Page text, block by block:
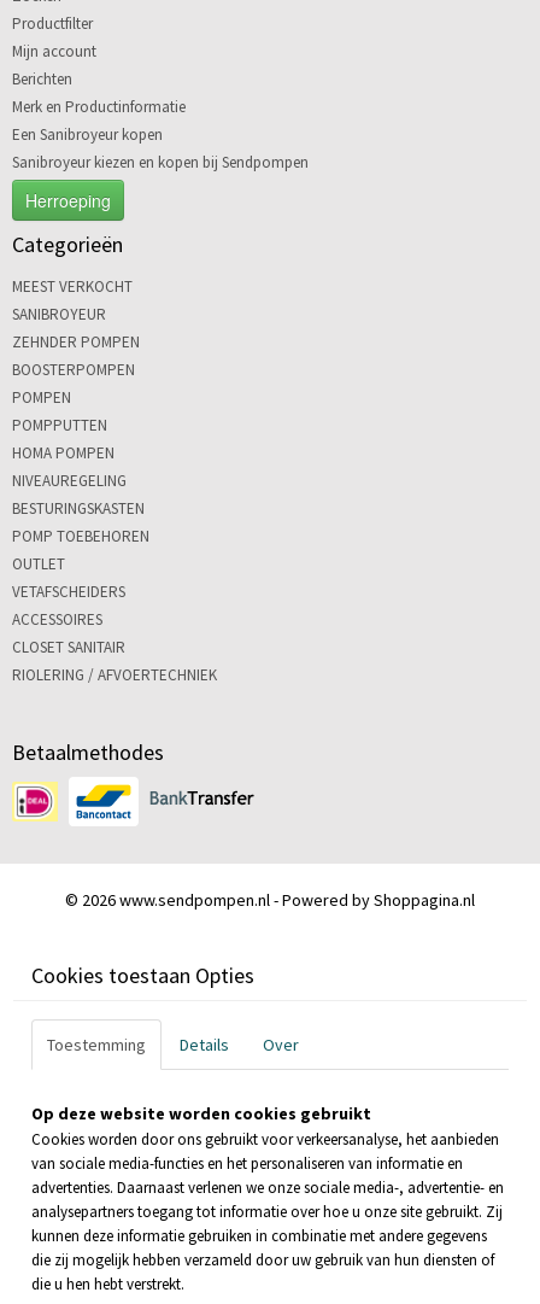
Productfilter
Mijn account
Berichten
Merk en Productinformatie
Een Sanibroyeur kopen
Sanibroyeur kiezen en kopen bij Sendpompen
Herroeping
Categorieën
MEEST VERKOCHT
SANIBROYEUR
ZEHNDER POMPEN
BOOSTERPOMPEN
POMPEN
POMPPUTTEN
HOMA POMPEN
NIVEAUREGELING
BESTURINGSKASTEN
POMP TOEBEHOREN
OUTLET
VETAFSCHEIDERS
ACCESSOIRES
CLOSET SANITAIR
RIOLERING / AFVOERTECHNIEK
Betaalmethodes
© 2026 www.sendpompen.nl - Powered by Shoppagina.nl
Cookies toestaan Opties
Toestemming Details Over
Op deze website worden cookies gebruikt
Cookies worden door ons gebruikt voor verkeersanalyse, het aanbieden
van sociale media-functies en het personaliseren van informatie en
advertenties. Daarnaast verlenen we onze sociale media-, advertentie- en
analysepartners toegang tot informatie over hoe u onze site gebruikt. Zij
kunnen deze informatie gebruiken in combinatie met andere gegevens
die zij mogelijk hebben verzameld door uw gebruik van hun diensten of
die u hen hebt verstrekt.